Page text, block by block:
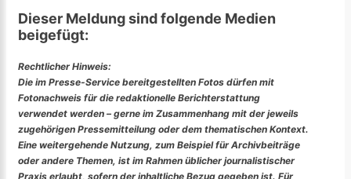
Dieser Meldung sind folgende Medien
beigefügt:
Rechtlicher Hinweis:
Die im Presse-Service bereitgestellten Fotos dürfen mit
Fotonachweis für die redaktionelle Berichterstattung
verwendet werden – gerne im Zusammenhang mit der jeweils
zugehörigen Pressemitteilung oder dem thematischen Kontext.
Eine weitergehende Nutzung, zum Beispiel für Archivbeiträge
oder andere Themen, ist im Rahmen üblicher journalistischer
Praxis erlaubt, sofern der inhaltliche Bezug gegeben ist. Für